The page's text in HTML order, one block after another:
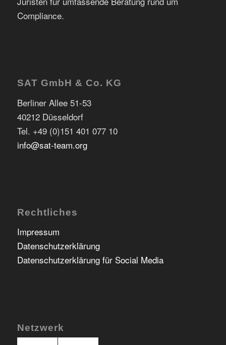
Compliance.
SAT GmbH & Co. KG
Berliner Allee 51-53
40212 Düsseldorf
Tel. +49 (0)151 401 077 10
info@sat-team.org
Rechtliches
Impressum
Datenschutzerklärung
Datenschutzerklärung für Social Media
Netzwerk